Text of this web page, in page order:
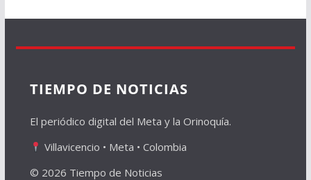
TIEMPO DE NOTICIAS
El periódico digital del Meta y la Orinoquía.
Villavicencio • Meta • Colombia
© 2026 Tiempo de Noticias